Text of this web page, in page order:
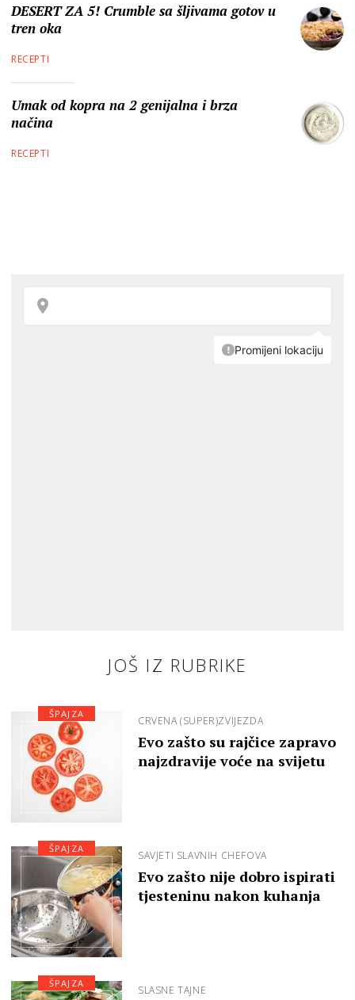
DESERT ZA 5! Crumble sa šljivama gotov u
tren oka
RECEPTI
Umak od kopra na 2 genijalna i brza
načina
RECEPTI
JOŠ IZ RUBRIKE
CRVENA (SUPER)ZVIJEZDA
Evo zašto su rajčice zapravo
najzdravije voće na svijetu
ŠPAJZA
SAVJETI SLAVNIH CHEFOVA
Evo zašto nije dobro ispirati
tjesteninu nakon kuhanja
ŠPAJZA
SLASNE TAJNE
ŠPAJZA